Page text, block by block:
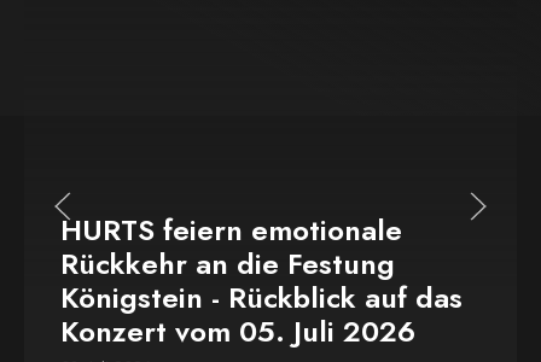
HURTS feiern emotionale
Rückkehr an die Festung
Königstein - Rückblick auf das
Konzert vom 05. Juli 2026